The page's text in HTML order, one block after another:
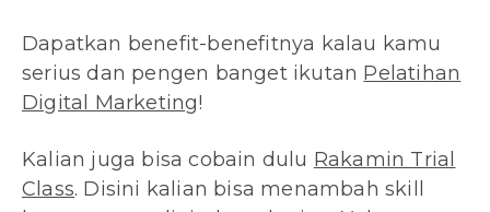
Dapatkan benefit-benefitnya kalau kamu
serius dan pengen banget ikutan Pelatihan
Digital Marketing!
Kalian juga bisa cobain dulu Rakamin Trial
Class. Disini kalian bisa menambah skill